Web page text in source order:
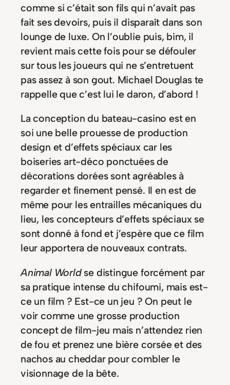
comme si c’était son fils qui n’avait pas
fait ses devoirs, puis il disparaît dans son
lounge de luxe. On l’oublie puis, bim, il
revient mais cette fois pour se défouler
sur tous les joueurs qui ne s’entretuent
pas assez à son gout. Michael Douglas te
rappelle que c’est lui le daron, d’abord !
La conception du bateau-casino est en
soi une belle prouesse de production
design et d’effets spéciaux car les
boiseries art-déco ponctuées de
décorations dorées sont agréables à
regarder et finement pensé. Il en est de
même pour les entrailles mécaniques du
lieu, les concepteurs d’effets spéciaux se
sont donné à fond et j’espère que ce film
leur apportera de nouveaux contrats.
Animal Worldse distingue forcément par
sa pratique intense du chifoumi, mais est-
ce un film ? Est-ce un jeu ? On peut le
voir comme une grosse production
concept de film-jeu mais n’attendez rien
de fou et prenez une bière corsée et des
nachos au cheddar pour combler le
visionnage de la bête.